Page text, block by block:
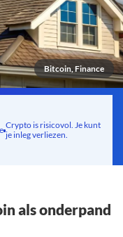
Bitcoin, Finance
Crypto is risicovol. Je kunt
je inleg verliezen.
als onderpand